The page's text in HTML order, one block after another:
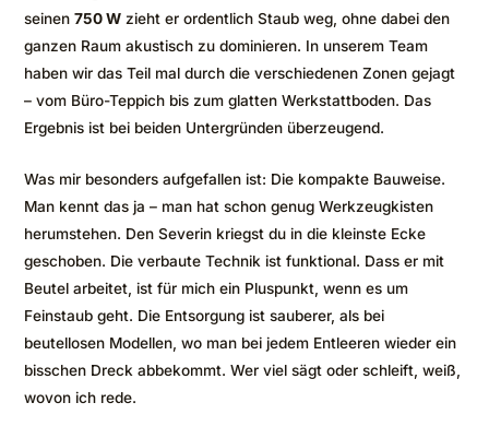
seinen 750 W zieht er ordentlich Staub weg, ohne dabei den
ganzen Raum akustisch zu dominieren. In unserem Team
haben wir das Teil mal durch die verschiedenen Zonen gejagt
– vom Büro-Teppich bis zum glatten Werkstattboden. Das
Ergebnis ist bei beiden Untergründen überzeugend.
Was mir besonders aufgefallen ist: Die kompakte Bauweise.
Man kennt das ja – man hat schon genug Werkzeugkisten
herumstehen. Den Severin kriegst du in die kleinste Ecke
geschoben. Die verbaute Technik ist funktional. Dass er mit
Beutel arbeitet, ist für mich ein Pluspunkt, wenn es um
Feinstaub geht. Die Entsorgung ist sauberer, als bei
beutellosen Modellen, wo man bei jedem Entleeren wieder ein
bisschen Dreck abbekommt. Wer viel sägt oder schleift, weiß,
wovon ich rede.